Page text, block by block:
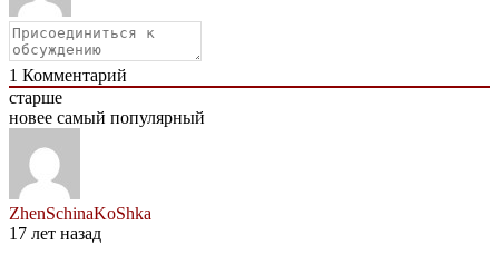
1 Комментарий
старше
новее самый популярный
ZhenSchinaKoShka
17 лет назад